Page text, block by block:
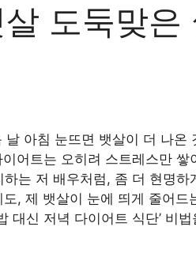
도둑맞은
아침 눈뜨면 뱃살이 더 나온
어트는 오히려 스트레스만 쌓
는 저 배우처럼, 좀 더 현명하
, 제 뱃살이 눈에 띄게 줄어드
대신 저녁 다이어트 식단’ 비